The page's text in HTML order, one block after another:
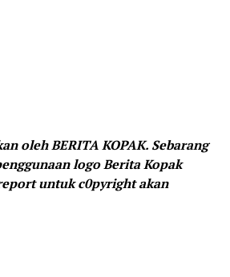
oleh BERITA KOPAK. Sebarang
logo Berita Kopak
untuk c0pyright akan